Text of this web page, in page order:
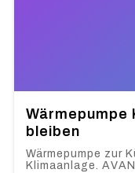
Wärmepumpe
bleiben
Wärmepumpe zur
Klimaanlage.